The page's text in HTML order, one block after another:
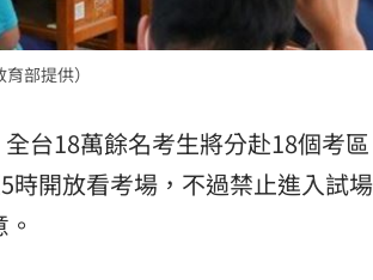
部提供）
台18萬餘名考生將分赴18個考
開放看考場，不過禁止進入試